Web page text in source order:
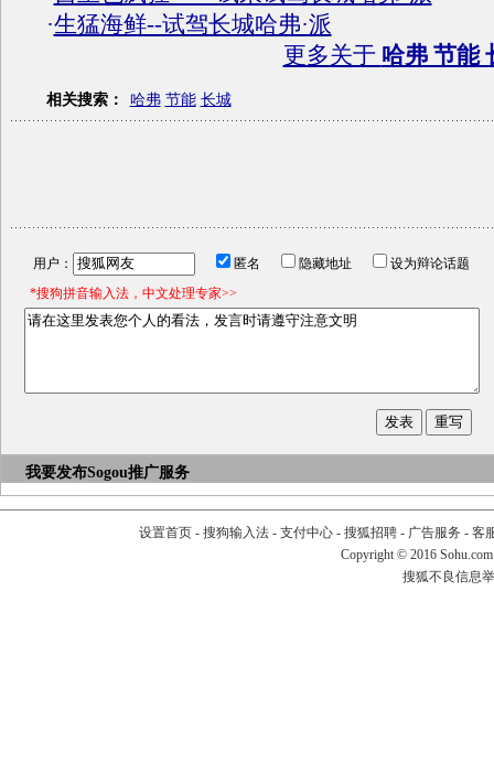
·生猛海鲜--试驾长城哈弗·派
更多关于 哈弗 节能
相关搜索： 哈弗 节能 长城
用户： 匿名 隐藏地址
设为辩论话题
*搜狗拼音输入法，中文处理专家>>
我要发布Sogou推广服务
设置首页- 搜狗输入法- 支付中心- 搜狐招聘- 广告服务 - 客
Copyright © 2016
搜狐不良信息